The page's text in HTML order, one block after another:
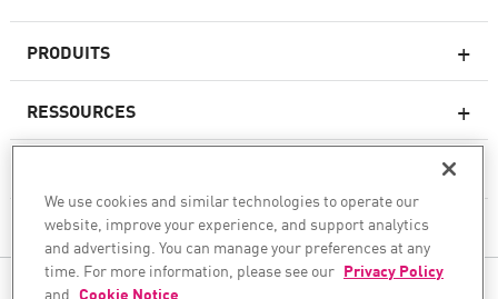
PRODUITS
Pare-feux de nouvelle génération
Sécurité réseau pour le cloud
WAF
RESSOURCES
CHECK POINT
SUIVEZ-NOUS
We use cookies and similar technologies to operate our
website, improve your experience, and support analytics
and advertising. You can manage your preferences at any
time. For more information, please see our Privacy Policy
and Cookie Notice